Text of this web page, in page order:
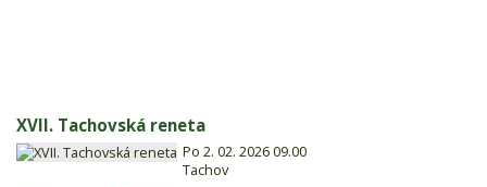
XVII. Tachovská reneta
Po 2. 02. 2026 09.00
Tachov